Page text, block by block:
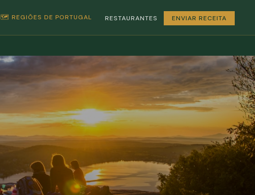
🗺️ REGIÕES DE PORTUGAL RESTAURANTES ENVIAR RECEITA